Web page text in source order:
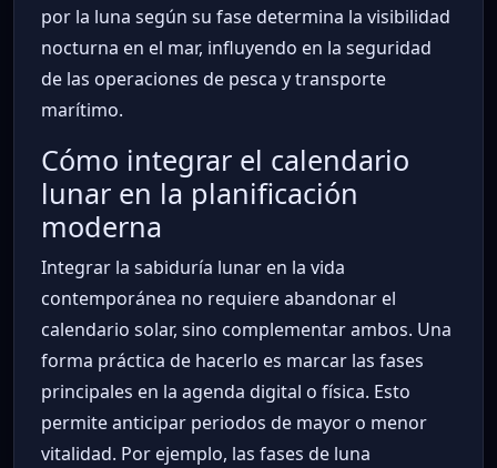
por la luna según su fase determina la visibilidad
nocturna en el mar, influyendo en la seguridad
de las operaciones de pesca y transporte
marítimo.
Cómo integrar el calendario
lunar en la planificación
moderna
Integrar la sabiduría lunar en la vida
contemporánea no requiere abandonar el
calendario solar, sino complementar ambos. Una
forma práctica de hacerlo es marcar las fases
principales en la agenda digital o física. Esto
permite anticipar periodos de mayor o menor
vitalidad. Por ejemplo, las fases de luna